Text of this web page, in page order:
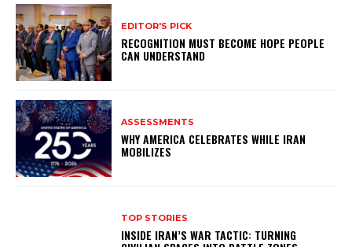
EDITOR'S PICK
RECOGNITION MUST BECOME HOPE PEOPLE
CAN UNDERSTAND
ASSESSMENTS
WHY AMERICA CELEBRATES WHILE IRAN
MOBILIZES
TOP STORIES
INSIDE IRAN’S WAR TACTIC: TURNING